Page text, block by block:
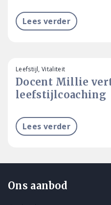
Lees verder
Docent Millie
leefstijlcoaching
Leefstijl, Vitaliteit
Lees verder
Ons aanbod